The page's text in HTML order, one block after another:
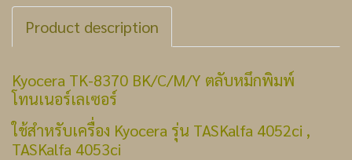
Product description
Kyocera TK-8370 BK/C/M/Y ตลับหมึกพิมพ์
โทนเนอร์เลเซอร์
ใช้สำหรับเครื่อง Kyocera รุ่น TASKalfa 4052ci ,
TASKalfa 4053ci